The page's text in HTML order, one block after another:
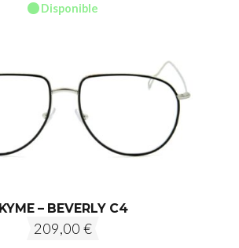
Disponible
KYME – BEVERLY C4
209,00 €